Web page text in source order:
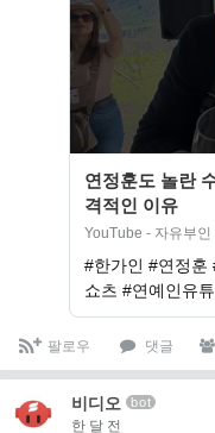
연정훈도 놀란
격적인 이유
YouTube - 자유부인
#한가인 #연정훈
쇼츠 #연예인유
팔로우 댓글
비디오 bot
한 달 전